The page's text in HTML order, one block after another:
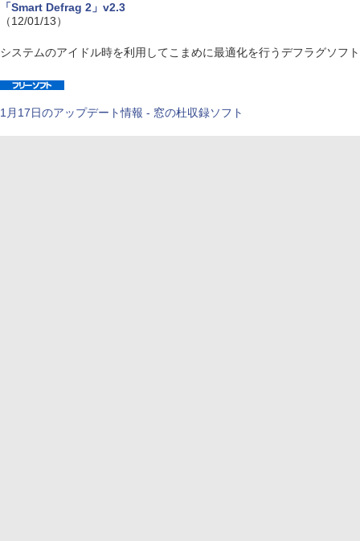
「Smart Defrag 2」v2.3
（12/01/13）
システムのアイドル時を利用してこまめに最適化を行うデフラグソフト
1月17日のアップデート情報 - 窓の杜収録ソフト